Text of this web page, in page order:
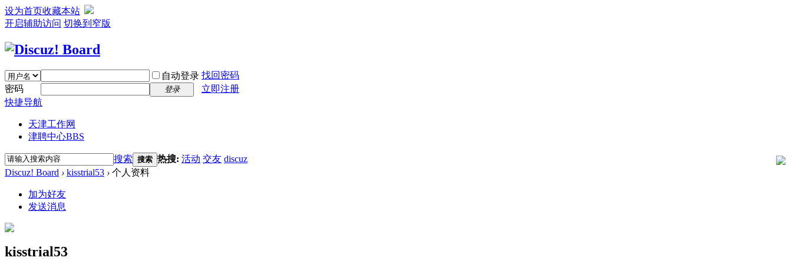
设为首页收藏本站
开启辅助访问 切换到窄版
自动登录 找回密码
密码
登录
立即注册
快捷导航
天津工作网
津聘中心BBS
搜索 搜索 热搜: 活动 交友 discuz
Discuz! Board › kisstrial53 › 个人资料
加为好友
发送消息
kisstrial53